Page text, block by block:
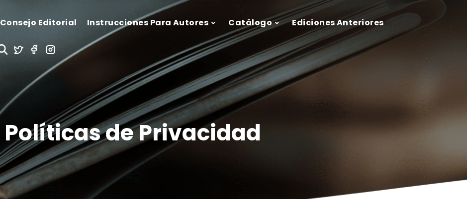
Consejo Editorial Instrucciones Para Autores Catálogo Ediciones Anteriores
Políticas de Privacidad